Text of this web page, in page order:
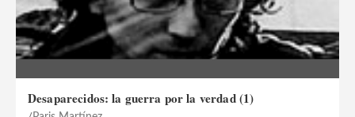
Desaparecidos: la guerra por la verdad (1)